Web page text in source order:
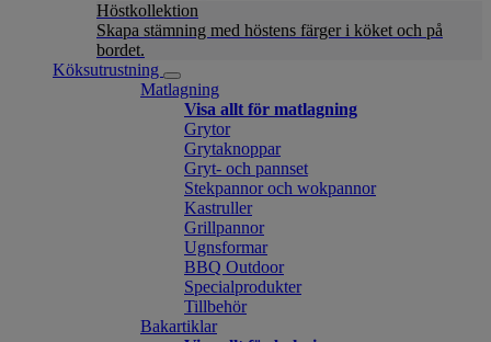
Höstkollektion
Skapa stämning med höstens färger i köket och på
bordet.
Köksutrustning
Matlagning
Visa allt för matlagning
Grytor
Grytaknoppar
Gryt- och pannset
Stekpannor och wokpannor
Kastruller
Grillpannor
Ugnsformar
BBQ Outdoor
Specialprodukter
Tillbehör
Bakartiklar